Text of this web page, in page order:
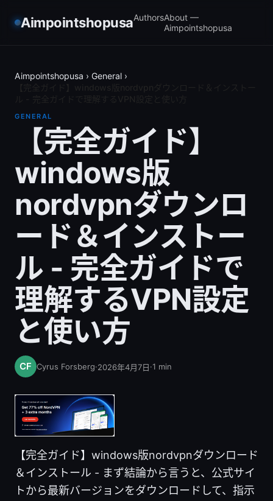
AimpointshopusaAuthorsAbout —
Aimpointshopusa
Aimpointshopusa › General ›
GENERAL
【完全ガイド】
windows版
nordvpnダウンロ
ード＆インストー
ル - 完全ガイドで
理解するVPN設定
と使い方
Cyrus Forsberg·2026年4月7日·1 min
【完全ガイド】windows版nordvpnダウンロード
＆インストール - まず結論から言うと、公式サイ
トから最新バージョンをダウンロードして、指示